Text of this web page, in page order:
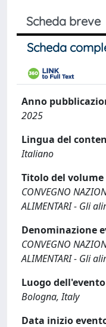
Scheda breve
Scheda
Anno
2025
Lingua del
Italiano
Titolo del
CONVEGNO
ALIMENTARI - Gli
Denominazione
CONVEGNO
ALIMENTARI - Gli
Luogo dell'evento
Bologna, Italy
Data inizio